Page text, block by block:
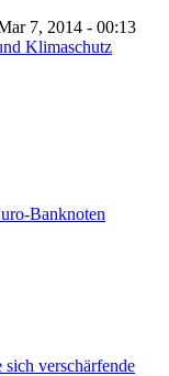
7, 2014 - 00:13
Klimaschutz
Banknoten
verschärfende